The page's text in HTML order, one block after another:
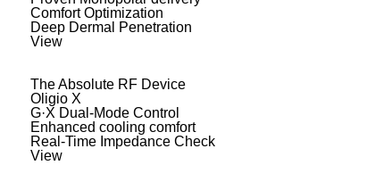
Comfort Optimization
Deep Dermal Penetration
View
The Absolute RF Device
Oligio X
G·X Dual-Mode Control
Enhanced cooling comfort
Real-Time Impedance Check
View